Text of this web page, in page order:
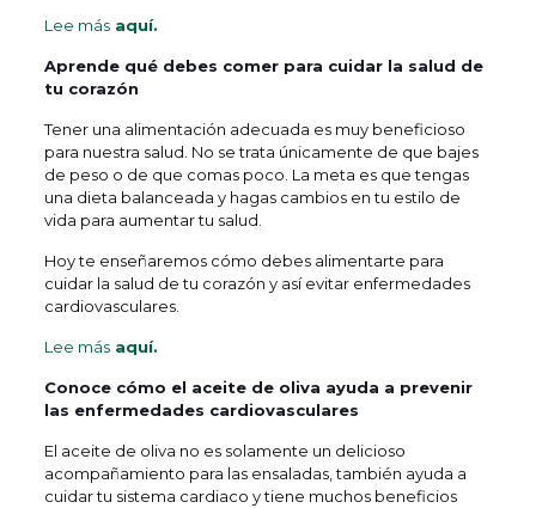
Lee másaquí.
Aprende qué debes comer para cuidar la salud de
tu corazón
Tener una alimentación adecuada es muy beneficioso
para nuestra salud. No se trata únicamente de que bajes
de peso o de que comas poco. La meta es que tengas
una dieta balanceada y hagas cambios en tu estilo de
vida para aumentar tu salud.
Hoy te enseñaremos cómo debes alimentarte para
cuidar la salud de tu corazón y así evitar enfermedades
cardiovasculares.
Lee másaquí.
Conoce cómo el aceite de oliva ayuda a prevenir
las enfermedades cardiovasculares
El aceite de oliva no es solamente un delicioso
acompañamiento para las ensaladas, también ayuda a
cuidar tu sistema cardiaco y tiene muchos beneficios